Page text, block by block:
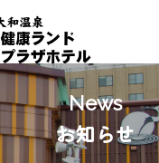
News
お知らせ
奈良健康ランド